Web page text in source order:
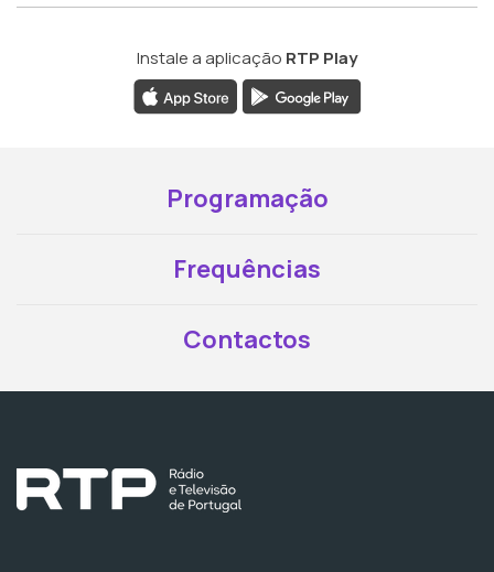
Instale a aplicação RTP Play
Programação
Frequências
Contactos